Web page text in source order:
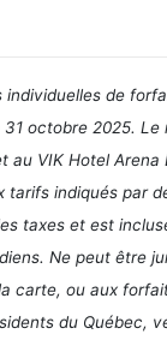
de
octobre 2025. Le
VIK Hotel
indiqués par
taxes et est
Ne peut être
carte, ou aux
du Québec,